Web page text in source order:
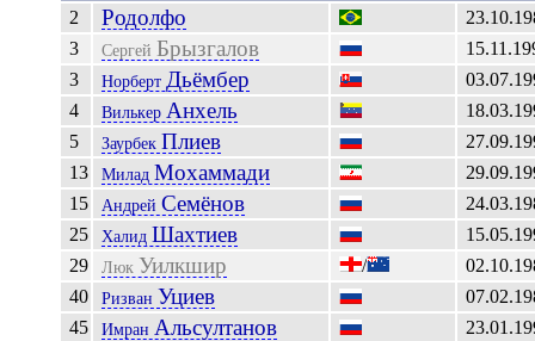
2 Родолфо
3
Сергей Брызгалов
3
Норберт Дьёмбер
4
Вилькер Анхель
5
Заурбек Плиев
13
Милад Мохаммади
15
АндрейСемёнов
25
Халид Шахтиев
29
Люк Уилкшир /
40
Ризван Уциев
45
Имран Альсултанов